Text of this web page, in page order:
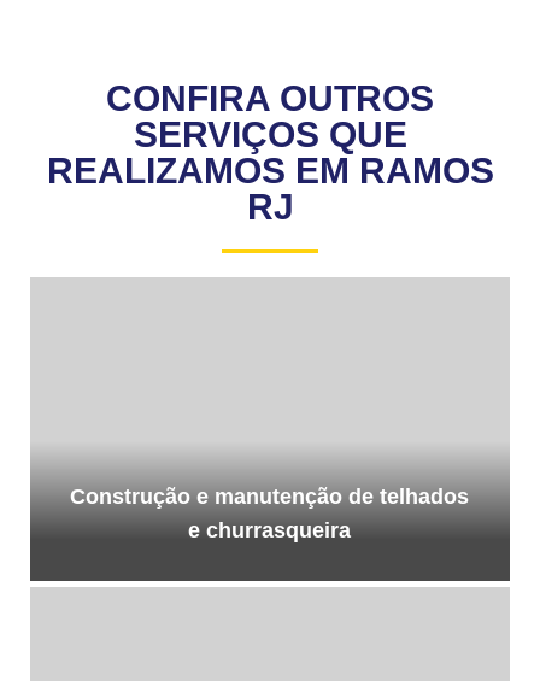
CONFIRA OUTROS
SERVIÇOS QUE
REALIZAMOS EM RAMOS
RJ
Construção e manutenção de telhados
e churrasqueira